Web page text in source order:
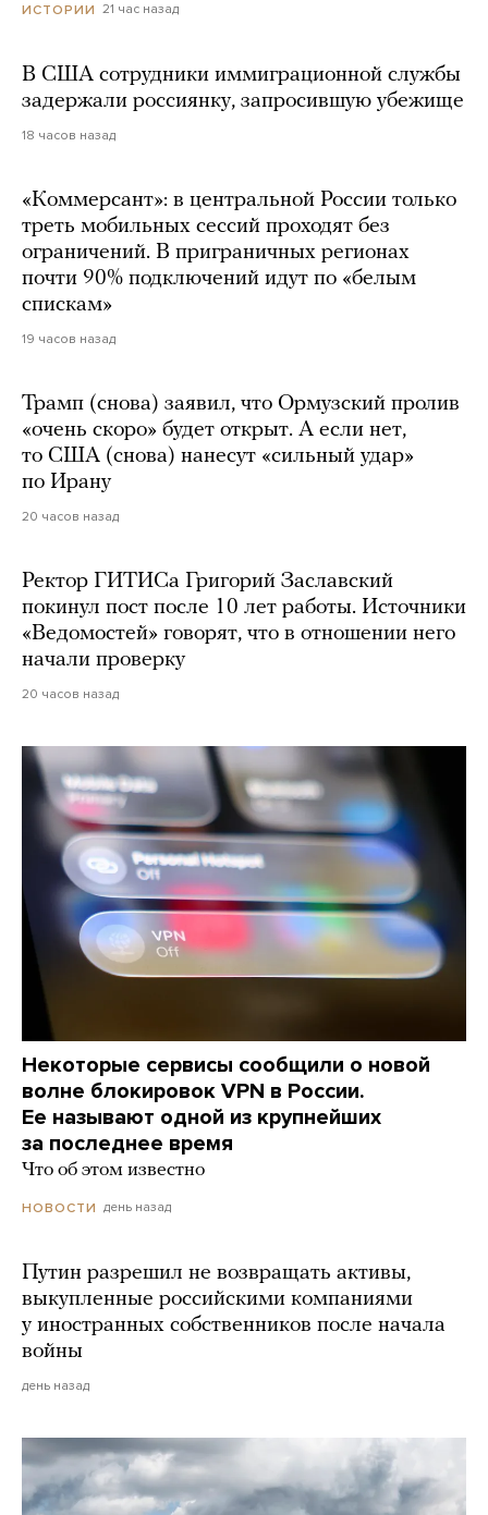
ИСТОРИИ 21 час назад
В США сотрудники иммиграционной службы
задержали россиянку, запросившую убежище
18 часов назад
«Коммерсант»: в центральной России только
треть мобильных сессий проходят без
ограничений. В приграничных регионах
почти 90% подключений идут по «белым
спискам»
19 часов назад
Трамп (снова) заявил, что Ормузский пролив
«очень скоро» будет открыт. А если нет,
то США (снова) нанесут «сильный удар»
по Ирану
20 часов назад
Ректор ГИТИСа Григорий Заславский
покинул пост после 10 лет работы. Источники
«Ведомостей» говорят, что в отношении него
начали проверку
20 часов назад
Некоторые сервисы сообщили о новой
волне блокировок VPN в России.
Ее называют одной из крупнейших
за последнее время
Что об этом известно
НОВОСТИ день назад
Путин разрешил не возвращать активы,
выкупленные российскими компаниями
у иностранных собственников после начала
войны
день назад